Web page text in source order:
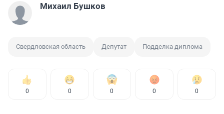
Михаил Бушков
Свердловская область Депутат Подделка диплома
0 0 0 0 0